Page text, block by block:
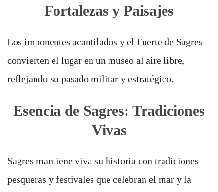
Fortalezas y Paisajes
Los imponentes acantilados y el Fuerte de Sagres
convierten el lugar en un museo al aire libre,
reflejando su pasado militar y estratégico.
Esencia de Sagres: Tradiciones
Vivas
Sagres mantiene viva su historia con tradiciones
pesqueras y festivales que celebran el mar y la